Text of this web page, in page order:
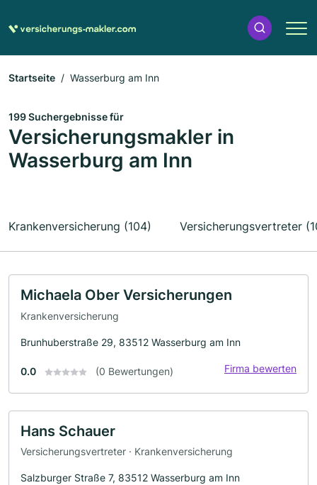
Startseite Wasserburg am Inn
199 Suchergebnisse für
Versicherungsmakler in
Wasserburg am Inn
Krankenversicherung (104) Versicherungsvertreter
Michaela Ober Versicherungen
Krankenversicherung
Brunhuberstraße 29, 83512 Wasserburg am Inn
0.0 (0 Bewertungen) Firma bewerten
Hans Schauer
Versicherungsvertreter · Krankenversicherung
Salzburger Straße 7, 83512 Wasserburg am Inn